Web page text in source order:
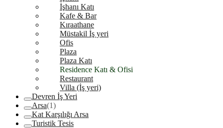
İşhanı Katı
Kafe & Bar
Kıraathane
Müstakil İş yeri
Ofis
Plaza
Plaza Katı
Residence Katı & Ofisi
Restaurant
Villa (İş yeri)
Devren İş Yeri
Arsa(1)
Kat Karşılığı Arsa
Turistik Tesis